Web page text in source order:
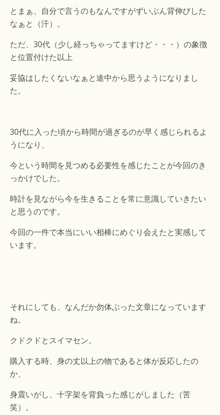
とまぁ、自分で言うのもなんですがずいぶん背伸びした
なぁと（汗）。
ただ、30代（少し経っちゃってますけど・・・）の象徴
と位置付けた以上
妥協はしたくないなぁと途中から思うようになりまし
た。
30代に入った頃から時間が過ぎるのが早く感じられるよ
うになり、
今という時間を見つめる必要性を感じたことが今回のき
っかけでした。
時計を見ながら今を生きることを常に意識していきたい
と思うのです。
今回の一件で本当にいい相棒にめぐり会えたと実感して
います。
それにしても、なんだか勿体ぶった文章になっています
ね。
クドクドとスイマセン。
購入する時、身の丈以上の物であると体が反応したの
か、
身震いがし、十字架を背負った感じがしました（苦
笑）。